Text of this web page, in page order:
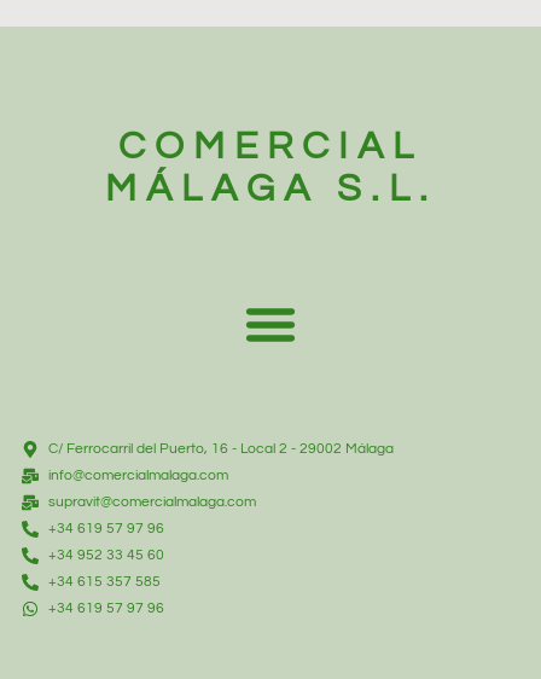
COMERCIAL
MÁLAGA S.L.
C/ Ferrocarril del Puerto, 16 - Local 2 - 29002 Málaga
info@comercialmalaga.com
supravit@comercialmalaga.com
+34 619 57 97 96
+34 952 33 45 60
+34 615 357 585
+34 619 57 97 96